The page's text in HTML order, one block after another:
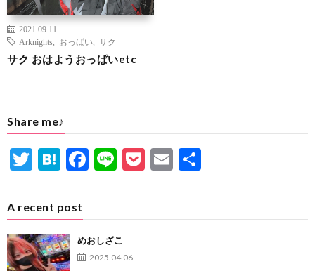
2021.09.11
Arknights
おっぱい サク
サク おはようおっぱいetc
Share me♪
T
itt
er
H
e
n
a
F
b
o
Li P
t
E
l
A recent post
めおしざこ
2025.04.06